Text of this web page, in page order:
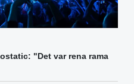
"Det var rena rama